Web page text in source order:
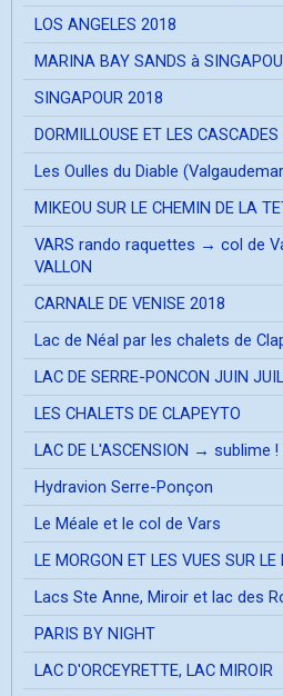
LOS ANGELES 2018
MARINA BAY SANDS à
SINGAPOUR 2018
DORMILLOUSE ET LES CASCADES
Les Oulles du Diable
MIKEOU SUR LE CHEMIN DE LA
VARS rando raquettes → col de
VALLON
CARNALE DE VENISE 2018
Lac de Néal par les chalets de
LAC DE SERRE-PONCON JUIN
LES CHALETS DE CLAPEYTO
LAC DE L'ASCENSION → sublime !
Hydravion Serre-Ponçon
Le Méale et le col de Vars
LE MORGON ET LES VUES SUR LE
Lacs Ste Anne, Miroir et lac des
PARIS BY NIGHT
LAC D'ORCEYRETTE, LAC MIROIR